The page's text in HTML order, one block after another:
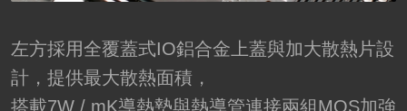
左方採用全覆蓋式IO鋁合金上蓋與加大散熱片設
計，提供最大散熱面積，
搭載7W / mK導熱墊與熱導管連接兩組MOS加強